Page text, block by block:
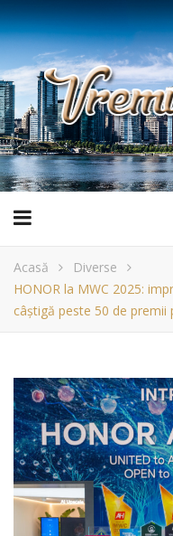
Acasă
Diverse
HONOR la MWC 2025:
câștigă peste 50 de premii